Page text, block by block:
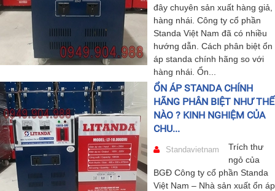
đây chuyên sản xuất hàng giả,
hàng nhái. Công ty cổ phần
Standa Việt Nam đã có nhiều
hướng dẫn. Cách phân biệt ổn
áp standa chính hãng so với
hàng nhái. Ổn...
ỔN ÁP STANDA CHÍNH
HÃNG PHÂN BIỆT NHƯ THẾ
NÀO ? KINH NGHIỆM CỦA
CHU...
Standavietnam
Trích thư
ngỏ của
BGĐ Công ty cổ phần Standa
Việt Nam – Nhà sản xuất ổn áp